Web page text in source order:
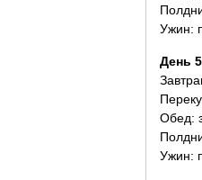
Ужин:
День 5
Обед:
Ужин: